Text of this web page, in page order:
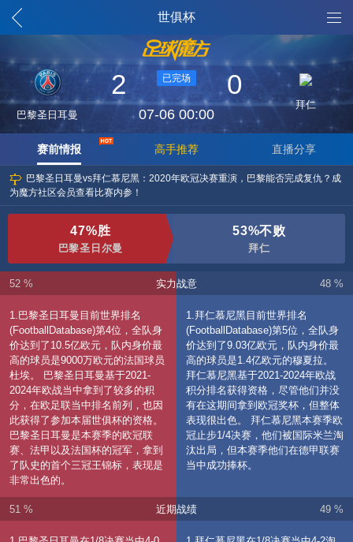
世俱杯
巴黎圣日耳曼
2 已完场 0
07-06 00:00
拜仁
赛前情报 高手推荐 直播分享
巴黎圣日耳曼vs拜仁慕尼黑：2020年欧冠决赛重演，巴黎能否完成复仇？成
为魔方社区会员查看比赛内参！
47%胜
巴黎圣日尔曼
53%不败
拜仁
实力战意
52 %
1.巴黎圣日耳曼目前世界排名
(FootballDatabase)第4位，全队身
价达到了10.5亿欧元，队内身价最
高的球员是9000万欧元的法国球员
杜埃。 巴黎圣日耳曼基于2021-
2024年欧战当中拿到了较多的积
分，在欧足联当中排名前列，也因
此获得了参加本届世俱杯的资格。
巴黎圣日耳曼是本赛季的欧冠联
赛、法甲以及法国杯的冠军，拿到
了队史的首个三冠王锦标，表现是
非常出色的。
48 %
1.拜仁慕尼黑目前世界排名
(FootballDatabase)第5位，全队身
价达到了9.03亿欧元，队内身价最
高的球员是1.4亿欧元的穆夏拉。
拜仁慕尼黑基于2021-2024年欧战
积分排名获得资格，尽管他们并没
有在这期间拿到欧冠奖杯，但整体
表现很出色。 拜仁慕尼黑本赛季欧
冠止步1/4决赛，他们被国际米兰淘
汰出局，但本赛季他们在德甲联赛
当中成功捧杯。
近期战绩
51 % 49 %